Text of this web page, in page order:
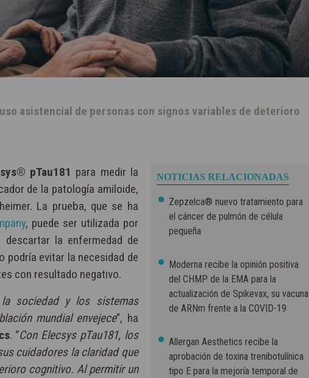
asistencial de personas con signos variables de deterioro
NOTICIAS RELACIONADAS
Zepzelca® nuevo tratamiento para
el cáncer de pulmón de célula
pequeña
Moderna recibe la opinión positiva
del CHMP de la EMA para la
actualización de Spikevax, su vacuna
de ARNm frente a la COVID-19
Allergan Aesthetics recibe la
aprobación de toxina trenibotulínica
tipo E para la mejoría temporal de
pTau181 para medir la
de la patología amiloide,
La prueba, que se ha
, puede ser utilizada por
la enfermedad de
podría evitar la necesidad de
con resultado negativo.
sociedad y los sistemas
mundial envejece”, ha
. “Con Elecsys pTau181, los
cuidadores la claridad que
cognitivo. Al permitir un